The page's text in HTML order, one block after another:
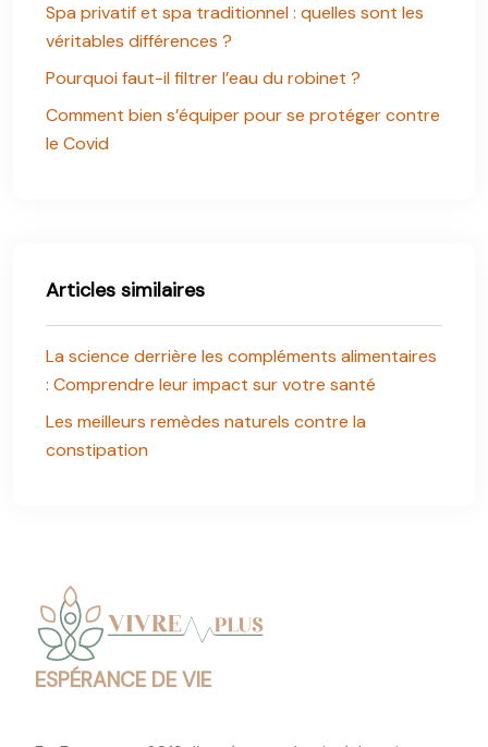
Spa privatif et spa traditionnel : quelles sont les
véritables différences ?
Pourquoi faut-il filtrer l’eau du robinet ?
Comment bien s’équiper pour se protéger contre
le Covid
Articles similaires
La science derrière les compléments alimentaires
: Comprendre leur impact sur votre santé
Les meilleurs remèdes naturels contre la
constipation
ESPÉRANCE DE VIE